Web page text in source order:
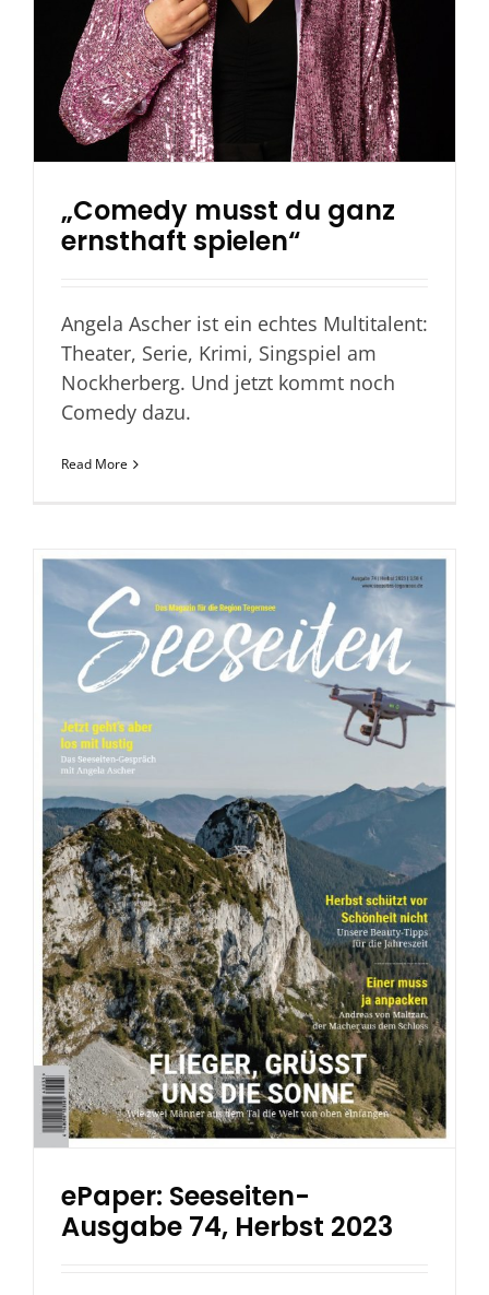
„Comedy musst du ganz
ernsthaft spielen“
Angela Ascher ist ein echtes Multitalent:
Theater, Serie, Krimi, Singspiel am
Nockherberg. Und jetzt kommt noch
Comedy dazu.
Read More
ePaper: Seeseiten-
Ausgabe 74, Herbst 2023